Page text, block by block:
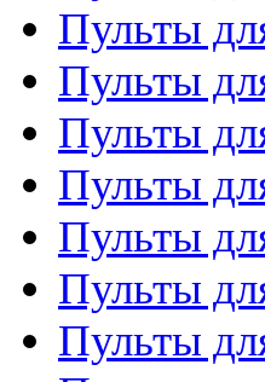
Пульты
Пульты
Пульты
Пульты
Пульты
Пульты
Пульты